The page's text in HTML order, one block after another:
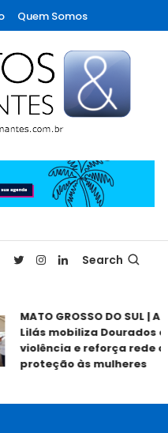
Quem Somos
Search
MATO GROSSO DO SUL |
Lilás mobiliza Dourados
violência e reforça rede de
proteção às mulheres